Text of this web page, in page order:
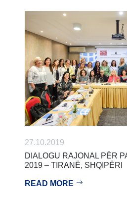
27.10.2019
DIALOGU RAJONAL PËR
2019 – TIRANË, SHQIPËRI
READ MORE